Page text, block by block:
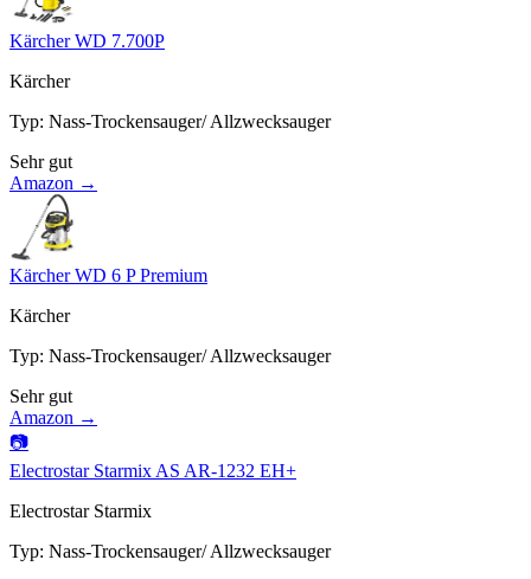
Kärcher WD 7.700P
Kärcher
Typ: Nass-Trockensauger/ Allzwecksauger
Sehr gut
Amazon →
Kärcher WD 6 P Premium
Kärcher
Typ: Nass-Trockensauger/ Allzwecksauger
Sehr gut
Amazon →
📷
Electrostar Starmix AS AR-1232 EH+
Electrostar Starmix
Typ: Nass-Trockensauger/ Allzwecksauger